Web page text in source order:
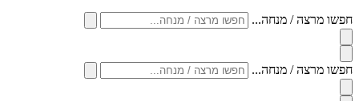
חפשו מרצה / מנחה...
חפשו מרצה / מנחה...